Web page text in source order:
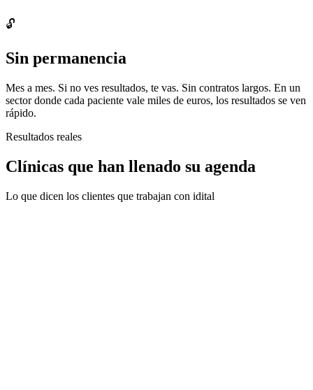
🔓
Sin permanencia
Mes a mes. Si no ves resultados, te vas. Sin contratos largos. En un
sector donde cada paciente vale miles de euros, los resultados se ven
rápido.
Resultados reales
Clínicas que han llenado su agenda
Lo que dicen los clientes que trabajan con idital